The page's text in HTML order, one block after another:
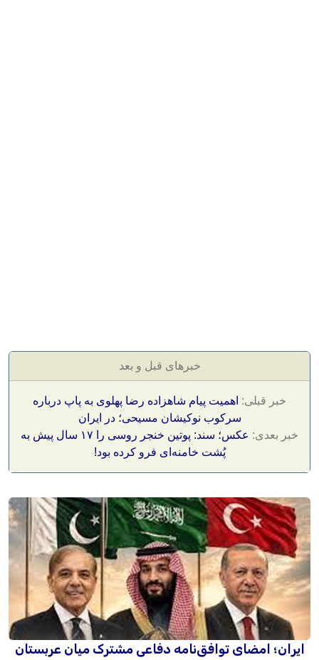
خبرهای قبل و بعد
خبر قبلی: اهمیت پیام شاهزاده رضا پهلوی به پاپ درباره
سرکوب نوکیشان مسیحی؛ در ایران
خبر بعدی:
عکس؛ سند: پوتین خنجر روسی را ۱۷ سال پیش به
پُشت خامنه‌ای فرو کرده بود!
ایران؛ امضای توافق‌نامه دفاعی مشترک میان عربستان